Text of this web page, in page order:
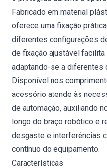
Fabricado em material
oferece uma fixação
diferentes configurações
de fixação ajustável facilita
adaptando-se a diferentes
Disponível nos
acessório atende às
de automação, auxiliando
longo do braço robótico e
desgaste e interferências
contínuo do equipamento.
Características